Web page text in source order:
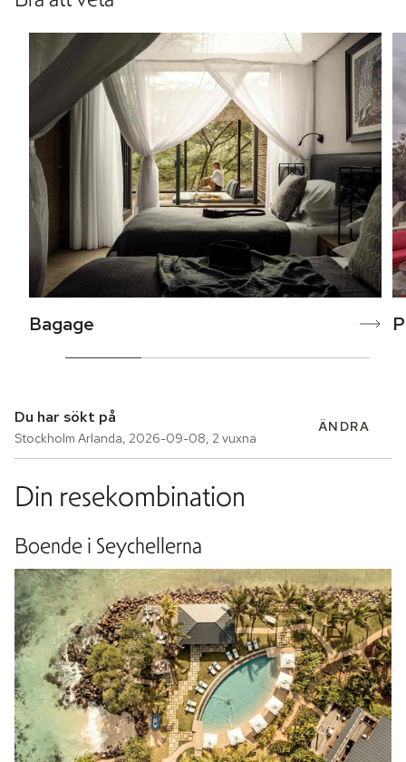
Bagage
Du har sökt på
Stockholm Arlanda, 2026-09-08, 2 vuxna
ÄNDRA
Din resekombination
Boende i Seychellerna